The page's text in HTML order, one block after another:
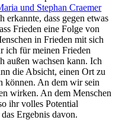
und Stephan Craemer
dass gegen etwas
Frieden eine Folge von
in Frieden mit sich
ich für meinen Frieden
außen wachsen kann. Ich
die Absicht, einen Ort zu
können. An dem wir sein
wirken. An dem Menschen
ihr volles Potential
Ergebnis davon.